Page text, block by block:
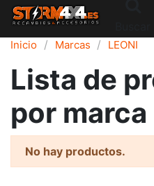
Inicio Marcas LEONI
Lista de
por marca
No hay productos.